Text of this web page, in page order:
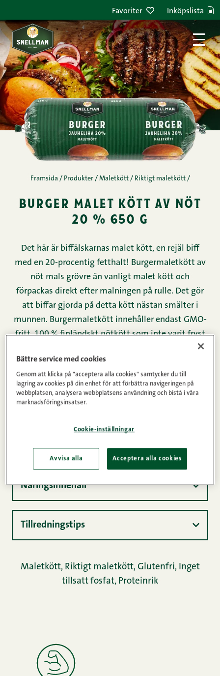
Favoriter Inköpslista
Framsida / Produkter / Maletkött / Riktigt maletkött /
burger malet kött av nöt
20 % 650 g
Det här är biffälskarnas malet kött, en rejäl biff
med en 20-procentig fetthalt! Burgermaletkött av
nöt mals grövre än vanligt malet kött och
förpackas direkt efter malningen på rulle. Det gör
att biffar gjorda på detta kött nästan smälter i
munnen. Burgermaletkött innehåller endast GMO-
fritt, 100 % finländskt nötkött som inte varit fryst
Köttinnehåll
100%
Vikt
Produktinformation
Näringsinnehåll
Tillredningstips
Maletkött, Riktigt maletkött, Glutenfri, Inget
tillsatt fosfat, Proteinrik
Bättre service med cookies
Genom att klicka på "acceptera alla cookies" samtycker du till
lagring av cookies på din enhet för att förbättra navigeringen på
webbplatsen, analysera webbplatsens användning och bistå i våra
marknadsföringsinsatser.
Cookie-inställningar
Avvisa alla Acceptera alla cookies